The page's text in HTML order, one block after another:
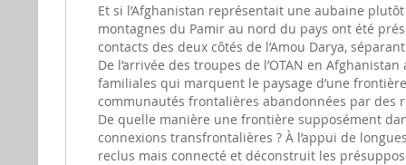
images
gallery
Et si l’Afghanistan représentait une aubaine
montagnes du Pamir au nord du pays ont été
contacts des deux côtés de l’Amou Darya,
De l’arrivée des troupes de l’OTAN en
familiales qui marquent le paysage d’une
communautés frontalières abandonnées par des
De quelle manière une frontière supposément
connexions transfrontalières ? À l’appui de
reclus mais connecté et déconstruit les